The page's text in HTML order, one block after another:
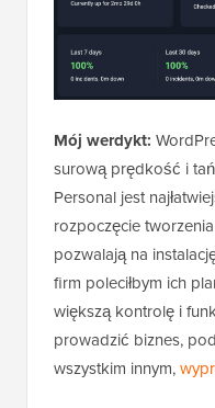
Mój werdykt:
surową prędkość i
Personal jest
rozpoczęcie
pozwalają na
firm poleciłbym ich
większą kontrolę i
prowadzić biznes,
wszystkim innym,